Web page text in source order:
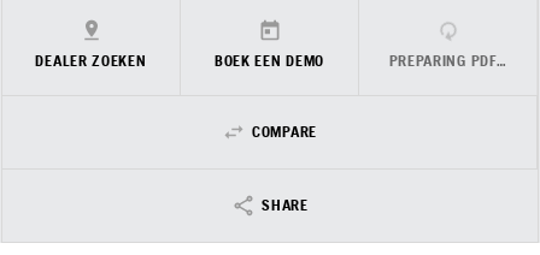
DEALER ZOEKEN BOEK EEN DEMO PREPARING PDF…
COMPARE
SHARE